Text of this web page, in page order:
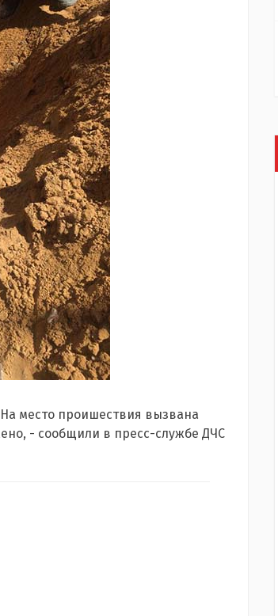
место проишествия вызвана
- сообщили в пресс-службе ДЧС